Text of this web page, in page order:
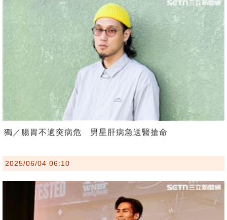
獨／腸胃不適突病危 男星肝病急送醫搶命
2025/06/04 06:10